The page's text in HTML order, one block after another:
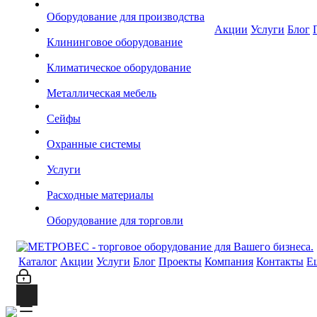
Оборудование для производства
Клининговое оборудование
Климатическое оборудование
Металлическая мебель
Сейфы
Охранные системы
Услуги
Расходные материалы
Оборудование для торговли
Акции Услуги Блог
Каталог Акции Услуги Блог Проекты Компания Контакты